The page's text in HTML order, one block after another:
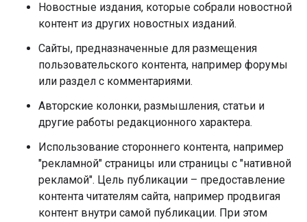
Новостные издания, которые собрали новостной
контент из других новостных изданий.
Сайты, предназначенные для размещения
пользовательского контента, например форумы
или раздел с комментариями.
Авторские колонки, размышления, статьи и
другие работы редакционного характера.
Использование стороннего контента, например
"рекламной" страницы или страницы с "нативной
рекламой". Цель публикации – предоставление
контента читателям сайта, например продвигая
контент внутри самой публикации. При этом